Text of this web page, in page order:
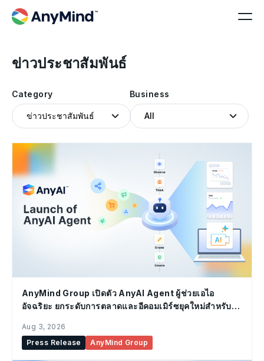
ข่าวประชาสัมพันธ์
Category Business
Press Release AnyMind Group
Aug 3, 2026
AnyMind Group เปิดตัว AnyAI Agent ผู้ช่วยเอไอ
อัจฉริยะ ยกระดับการตลาดและอีคอมเมิร์ซยุคใหม่สำหรับ